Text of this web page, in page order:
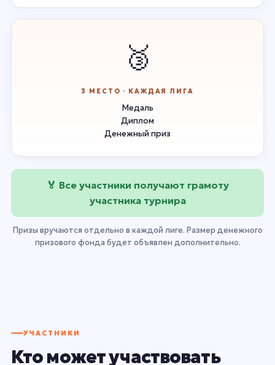
🥉
3 МЕСТО · КАЖДАЯ ЛИГА
Медаль
Диплом
Денежный приз
🏅 Все участники получают грамоту
участника турнира
Призы вручаются отдельно в каждой лиге. Размер денежного
призового фонда будет объявлен дополнительно.
УЧАСТНИКИ
Кто может участвовать